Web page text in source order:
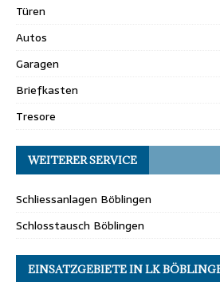
Türen
Autos
Garagen
Briefkasten
Tresore
WEITERER SERVICE
Schliessanlagen Böblingen
Schlosstausch Böblingen
EINSATZGEBIETE IN LK